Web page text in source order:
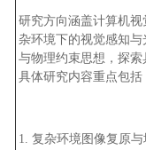
研究方向涵盖计算机
杂环境下的视觉感知
与物理约束思想，探索
具体研究内容重点包括
1. 复杂环境图像复原